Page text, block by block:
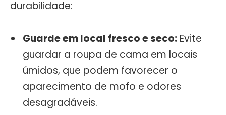
durabilidade:
Guarde em local fresco e seco: Evite
guardar a roupa de cama em locais
úmidos, que podem favorecer o
aparecimento de mofo e odores
desagradáveis.